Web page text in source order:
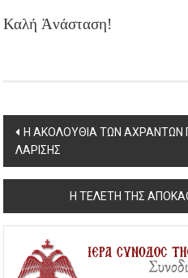
Καλή Ἀνάσταση!
Post
navigation
Η ΑΚΟΛΟΥΘΙΑ ΤΩΝ ΑΧΡΑΝΤΩΝ
ΛΑΡΙΣΗΣ
Η ΤΕΛΕΤΗ ΤΗΣ